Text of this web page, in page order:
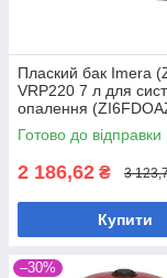
Плаский бак Imera
VRP220 7 л для
опалення
Готово до відправки
2 186,62 ₴ 3
Купити
–30%